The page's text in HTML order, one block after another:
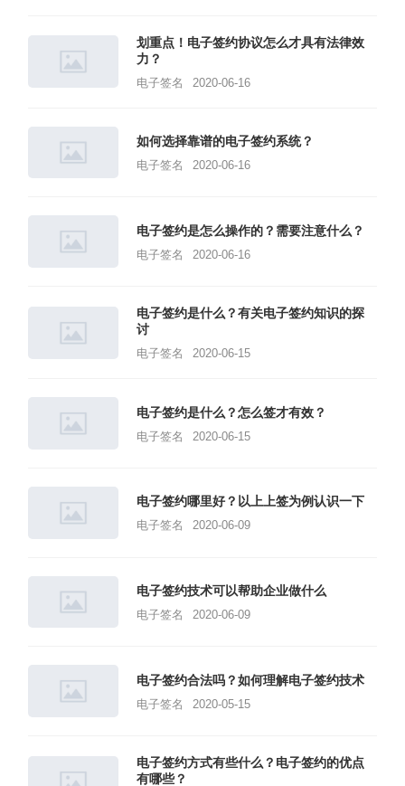
划重点！电子签约协议怎么才具有法律效
力？
电子签名 2020-06-16
如何选择靠谱的电子签约系统？
电子签名 2020-06-16
电子签约是怎么操作的？需要注意什么？
电子签名 2020-06-16
电子签约是什么？有关电子签约知识的探
讨
电子签名 2020-06-15
电子签约是什么？怎么签才有效？
电子签名 2020-06-15
电子签约哪里好？以上上签为例认识一下
电子签名 2020-06-09
电子签约技术可以帮助企业做什么
电子签名 2020-06-09
电子签约合法吗？如何理解电子签约技术
电子签名 2020-05-15
电子签约方式有些什么？电子签约的优点
有哪些？